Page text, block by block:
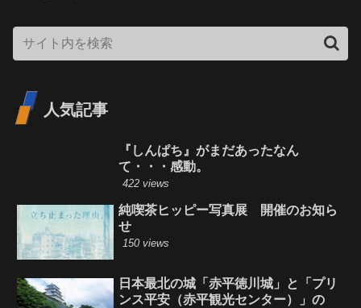
人気記事
『しんぱち』がまだあったなん
て・・・感動。
422 views
純喫茶ヒッピー写真展 開催のお知ら
せ
150 views
日本最北の城「赤平徳川城」と「プリ
ンス平安（赤平観光センター）」の